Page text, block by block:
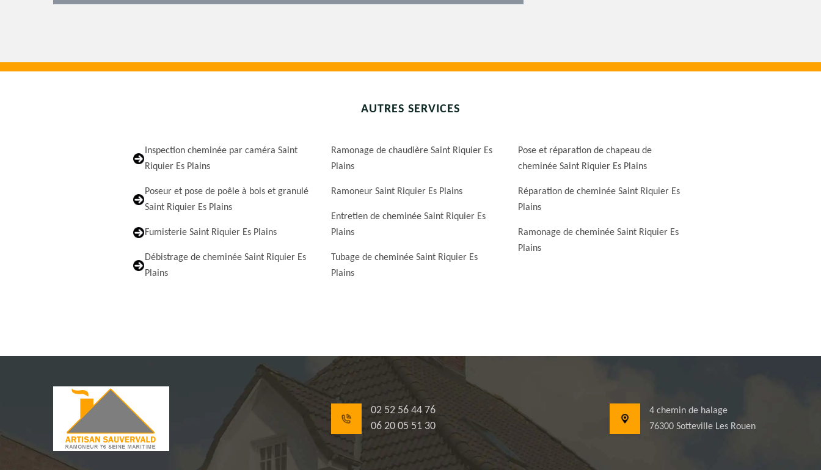
AUTRES SERVICES
Inspection cheminée par caméra Saint
Riquier Es Plains
Poseur et pose de poêle à bois et granulé
Saint Riquier Es Plains
Fumisterie Saint Riquier Es Plains
Débistrage de cheminée Saint Riquier Es
Plains
Ramonage de chaudière Saint Riquier Es
Plains
Ramoneur Saint Riquier Es Plains
Entretien de cheminée Saint Riquier Es
Plains
Tubage de cheminée Saint Riquier Es
Plains
Pose et réparation de chapeau de
cheminée Saint Riquier Es Plains
Réparation de cheminée Saint Riquier Es
Plains
Ramonage de cheminée Saint Riquier Es
Plains
02 52 56 44 76
06 20 05 51 30
4 chemin de halage
76300 Sotteville Les Rouen